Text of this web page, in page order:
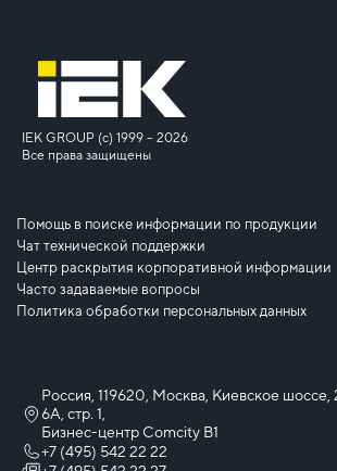
IEK GROUP (c) 1999 – 2026
Все права защищены
Помощь в поиске информации по продукции
Чат технической поддержки
Центр раскрытия корпоративной информации
Часто задаваемые вопросы
Политика обработки персональных данных
Россия, 119620, Москва, Киевское шоссе,
6А, стр. 1,
Бизнес-центр Comcity B1
+7 (495) 542 22 22